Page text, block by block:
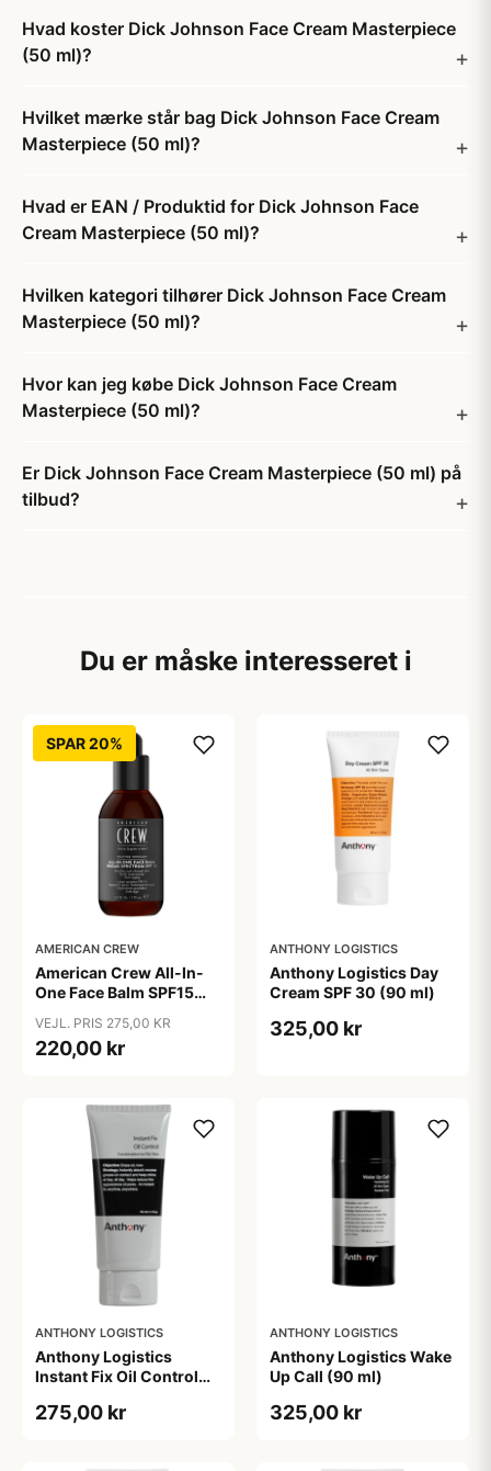
Hvad koster Dick Johnson Face Cream Masterpiece
(50 ml)?
Hvilket mærke står bag Dick Johnson Face Cream
Masterpiece (50 ml)?
Hvad er EAN / Produktid for Dick Johnson Face
Cream Masterpiece (50 ml)?
Hvilken kategori tilhører Dick Johnson Face Cream
Masterpiece (50 ml)?
Hvor kan jeg købe Dick Johnson Face Cream
Masterpiece (50 ml)?
Er Dick Johnson Face Cream Masterpiece (50 ml) på
tilbud?
Du er måske interesseret i
SPAR 20%
AMERICAN CREW
American Crew All-In-
One Face Balm SPF15
VEJL. PRIS 275,00 KR
220,00 kr
ANTHONY LOGISTICS
Anthony Logistics Day
Cream SPF 30 (90 ml)
325,00 kr
ANTHONY LOGISTICS
Anthony Logistics
Instant Fix Oil Control
275,00 kr
ANTHONY LOGISTICS
Anthony Logistics Wake
Up Call (90 ml)
325,00 kr